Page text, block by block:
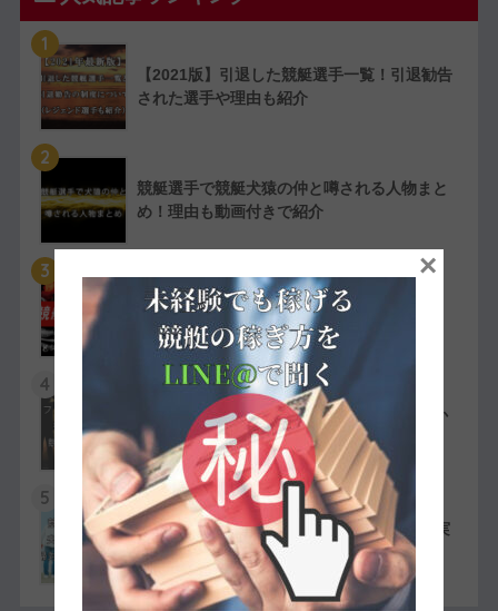
1
【2021版】引退した競艇選手一覧！引退勧告
された選手や理由も紹介
2
競艇選手で競艇犬猿の仲と噂される人物まと
め！理由も動画付きで紹介
3
【実費で検証】競艇LINERの予想は凄かっ
た！特徴や評判・口コミを紹介
4
競艇選手の嫌われ者まとめ！ファン・選手か
ら嫌われている人物を紹介
5
競艇選手同士の夫婦11組一覧【夫婦対決が実
現したレースも紹介】
×